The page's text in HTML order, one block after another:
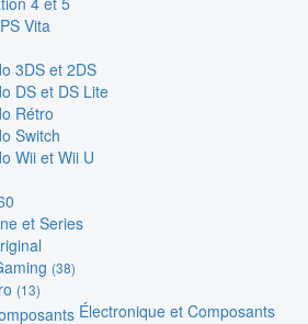
Vita
3DS et 2DS
DS et DS Lite
Rétro
Switch
Wii et Wii U
et Series
(38)
(13)
Électronique et Composants